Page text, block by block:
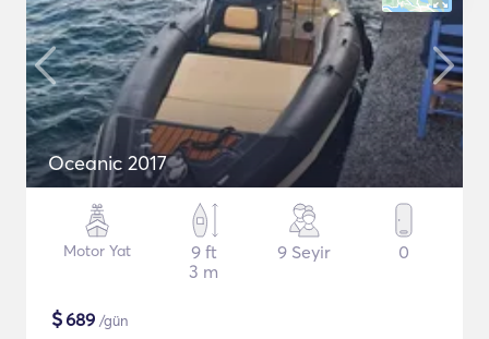
Oceanic 2017
Motor Yat
9 ft
3 m
9 Seyir 0
$689 /gün